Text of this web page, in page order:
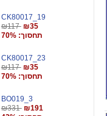
CK80017_19
₪117 ₪35
תחסוך: 70%
CK80017_23
₪117 ₪35
תחסוך: 70%
BO019_3
₪331 ₪191